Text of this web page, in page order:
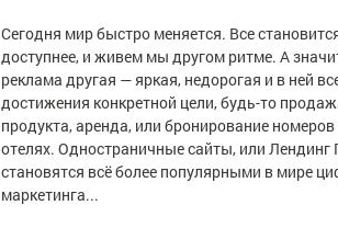
Сегодня мир быстро меняется. Все
доступнее, и живем мы другом ритме. А
реклама другая — яркая, недорогая и в ней
достижения конкретной цели, будь-то
продукта, аренда, или бронирование номеров
отелях. Одностраничные сайты, или
становятся всё более популярными в мире
маркетинга...